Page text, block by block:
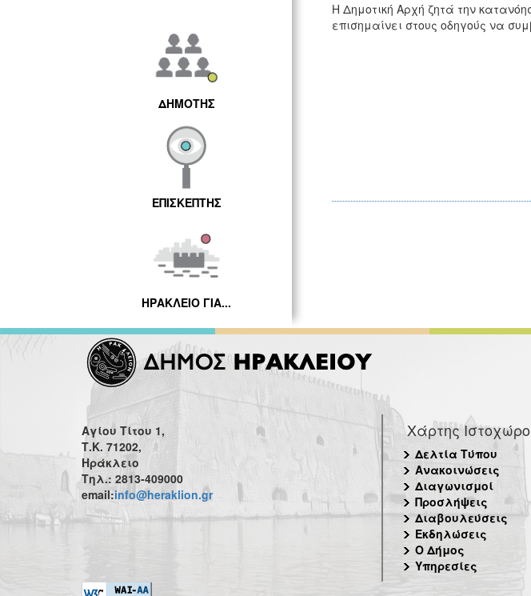
ΔΗΜΟΤΗΣ
ΕΠΙΣΚΕΠΤΗΣ
ΗΡΑΚΛΕΙΟ ΓΙΑ...
Η Δημοτική Αρχή ζητά την
επισημαίνει στους οδηγούς να
Αγίου Τίτου 1,
Τ.Κ. 71202,
Ηράκλειο
Τηλ.: 2813-409000
email:info@heraklion.gr
Χάρτης
Δελτία Τύπου
Ανακοινώσεις
Διαγωνισμοί
Προσλήψεις
Διαβουλεύσεις
Εκδηλώσεις
Ο Δήμος
Υπηρεσίες